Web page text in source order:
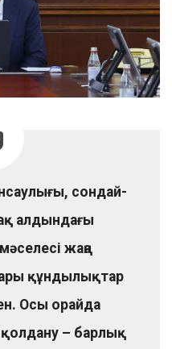
сондай-
алдындағы
жаңа
құндылықтар
Осы орайда
қолдану – барлық